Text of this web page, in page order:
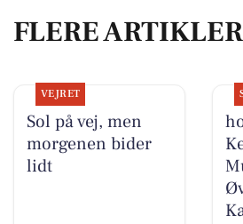
FLERE ARTIKLER
VEJRET
Sol på vej, men
morgenen bider
lidt